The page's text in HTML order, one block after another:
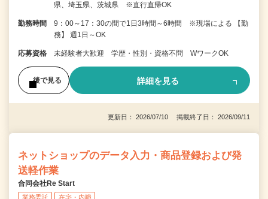
県、埼玉県、茨城県 ※直行直帰OK
勤務時間
9：00～17：30の間で1日3時間～6時間 ※現場による 【勤
務】 週1日～OK
応募資格 未経験者大歓迎 学歴・性別・資格不問 WワークOK
後で見る 詳細を見る
更新日： 2026/07/10 掲載終了日： 2026/09/11
ネットショップのデータ入力・商品登録および発
送軽作業
合同会社Re Start
業務委託 在宅・内職